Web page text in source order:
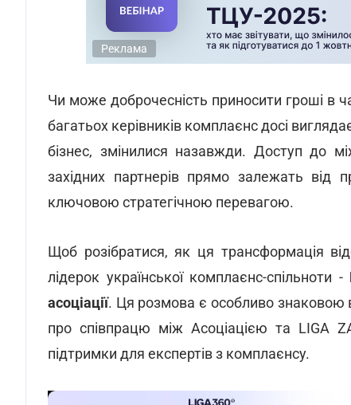
Реклама
Чи може доброчесність приносити гроші в
багатьох керівників комплаєнс досі
бізнес, змінилися назавжди. Доступ до
західних партнерів прямо залежать від
ключовою стратегічною перевагою.
Щоб розібратися, як ця трансформація
лідерок української комплаєнс-спільноти -
асоціації. Ця розмова є особливо знаковою
про співпрацю між Асоціацією та LIGA
підтримки для експертів з комплаєнсу.